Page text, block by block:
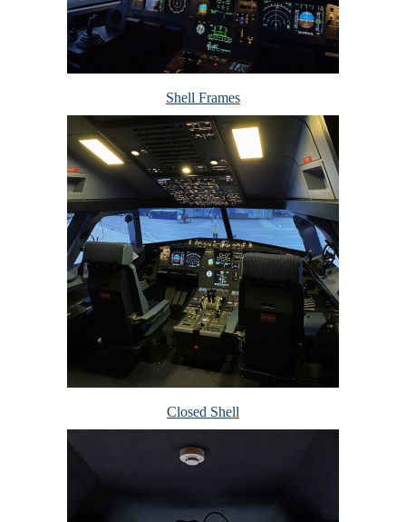
Shell Frames
Closed Shell